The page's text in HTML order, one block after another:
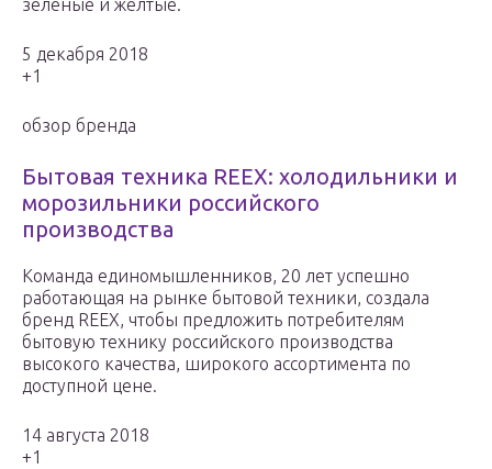
зеленые и желтые.
5 декабря 2018
+1
обзор бренда
Бытовая техника REEX: холодильники и
морозильники российского
производства
Команда единомышленников, 20 лет успешно
работающая на рынке бытовой техники, создала
бренд REEX, чтобы предложить потребителям
бытовую технику российского производства
высокого качества, широкого ассортимента по
доступной цене.
14 августа 2018
+1